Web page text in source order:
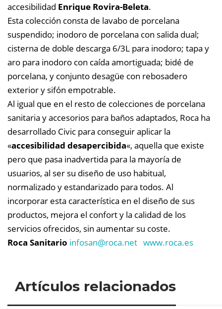
accesibilidad Enrique Rovira-Beleta.
Esta colección consta de lavabo de porcelana
suspendido; inodoro de porcelana con salida dual;
cisterna de doble descarga 6/3L para inodoro; tapa y
aro para inodoro con caída amortiguada; bidé de
porcelana, y conjunto desagüe con rebosadero
exterior y sifón empotrable.
Al igual que en el resto de colecciones de porcelana
sanitaria y accesorios para baños adaptados, Roca ha
desarrollado Civic para conseguir aplicar la
«accesibilidad desapercibida«, aquella que existe
pero que pasa inadvertida para la mayoría de
usuarios, al ser su diseño de uso habitual,
normalizado y estandarizado para todos. Al
incorporar esta característica en el diseño de sus
productos, mejora el confort y la calidad de los
servicios ofrecidos, sin aumentar su coste.
Roca Sanitario infosan@roca.net www.roca.es
Artículos relacionados